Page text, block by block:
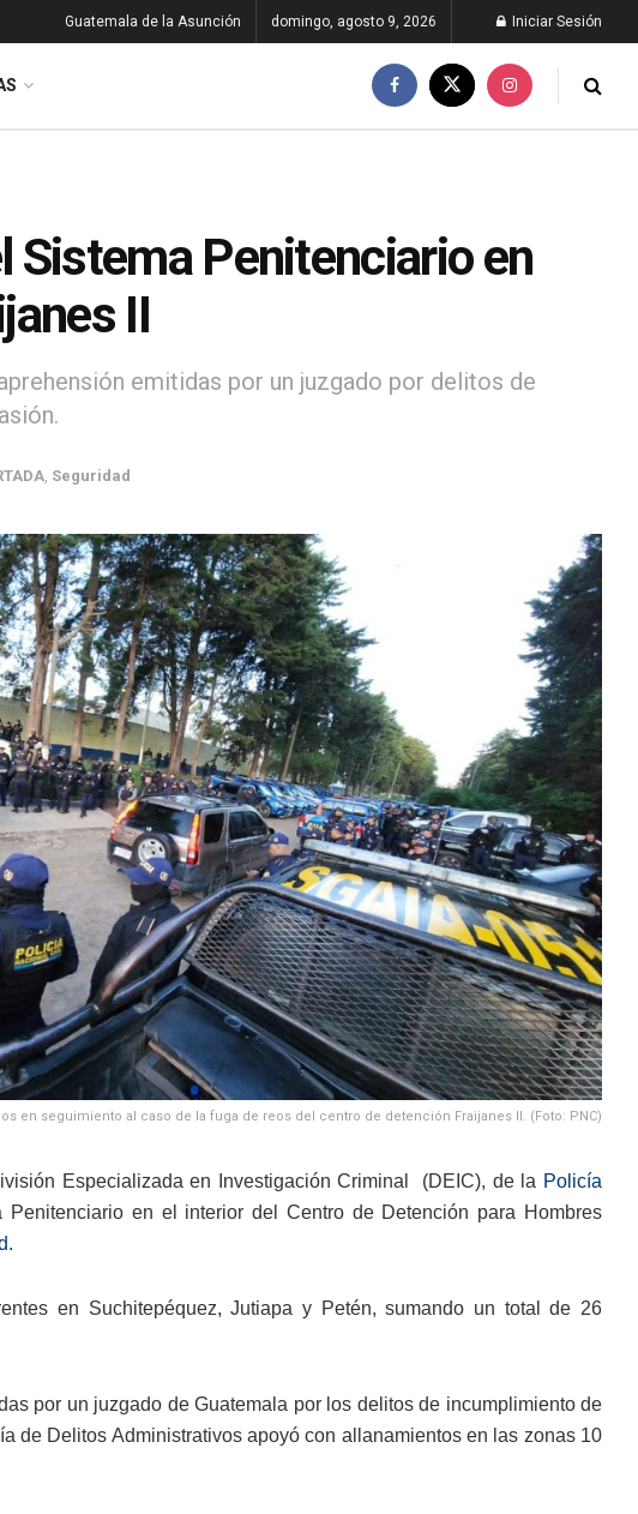
Guatemala de la Asunción domingo, agosto 9, 2026 Iniciar Sesión
Sistema Penitenciario en
II
emitidas por un juzgado por delitos de
Seguridad
en seguimiento al caso de la fuga de reos del centro de detención Fraijanes II. (Foto: PNC)
Especializada en Investigación Criminal (DEIC), de la Policía
en el interior del Centro de Detención para Hombres
en Suchitepéquez, Jutiapa y Petén, sumando un total de 26
por un juzgado de Guatemala por los delitos de incumplimiento de
de Delitos Administrativos apoyó con allanamientos en las zonas 10